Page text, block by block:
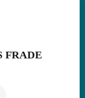
FRADE